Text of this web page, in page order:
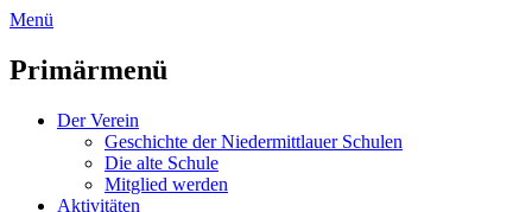
zum
überspringen
Menü
Primärmenü
Der Verein
Geschichte der Niedermittlauer Schulen
Die alte Schule
Mitglied werden
Aktivitäten